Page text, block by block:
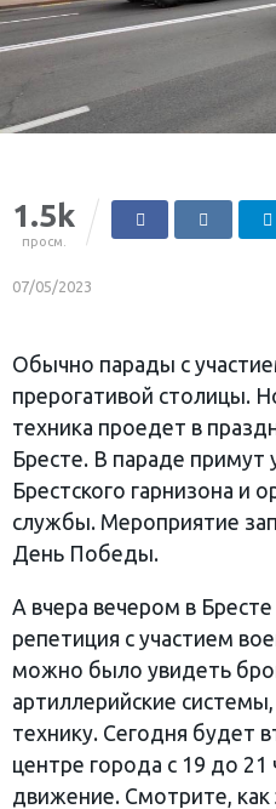
1.5k
просм.
07/05/2023
Обычно парады с
прерогативой столицы.
техника проедет в
Бресте. В параде
Брестского гарнизона и
службы. Мероприятие
День Победы.
А вчера вечером в
репетиция с участием
можно было увидеть
артиллерийские
технику. Сегодня будет
центре города с 19 до 21
движение. Смотрите,